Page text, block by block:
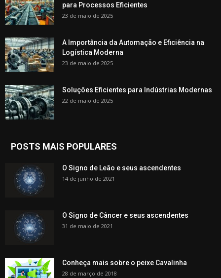
para Processos Eficientes
23 de maio de 2025
A Importância da Automação e Eficiência na
Logística Moderna
23 de maio de 2025
Soluções Eficientes para Indústrias Modernas
22 de maio de 2025
POSTS MAIS POPULARES
O Signo de Leão e seus ascendentes
14 de junho de 2021
O Signo de Câncer e seus ascendentes
31 de maio de 2021
Conheça mais sobre o peixe Cavalinha
28 de março de 2018